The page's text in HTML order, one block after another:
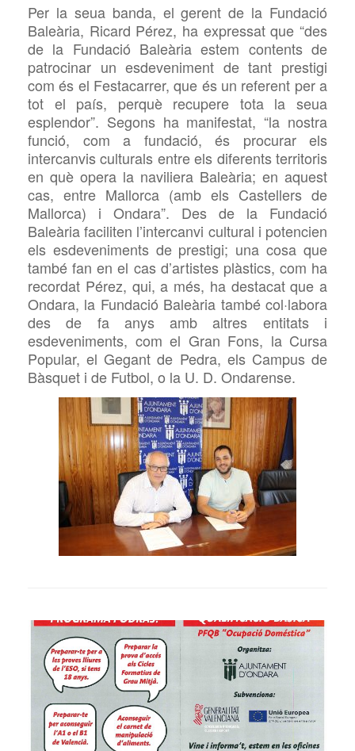
Per la seua banda, el gerent de la Fundació
Baleària, Ricard Pérez, ha expressat que “des
de la Fundació Baleària estem contents de
patrocinar un esdeveniment de tant prestigi
com és el Festacarrer, que és un referent per a
tot el país, perquè recupere tota la seua
esplendor”. Segons ha manifestat, “la nostra
funció, com a fundació, és procurar els
intercanvis culturals entre els diferents territoris
en què opera la naviliera Baleària; en aquest
cas, entre Mallorca (amb els Castellers de
Mallorca) i Ondara”. Des de la Fundació
Baleària faciliten l’intercanvi cultural i potencien
els esdeveniments de prestigi; una cosa que
també fan en el cas d’artistes plàstics, com ha
recordat Pérez, qui, a més, ha destacat que a
Ondara, la Fundació Baleària també col·labora
des de fa anys amb altres entitats i
esdeveniments, com el Gran Fons, la Cursa
Popular, el Gegant de Pedra, els Campus de
Bàsquet i de Futbol, o la U. D. Ondarense.